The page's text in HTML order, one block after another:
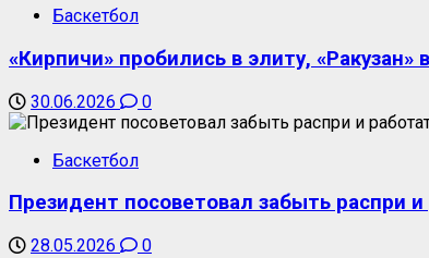
Баскетбол
«Кирпичи» пробились в элиту, «Ракузан»
30.06.2026 0
Баскетбол
Президент посоветовал забыть распри
28.05.2026 0